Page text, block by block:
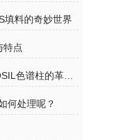
填料的奇妙世界
特点
何处理呢？